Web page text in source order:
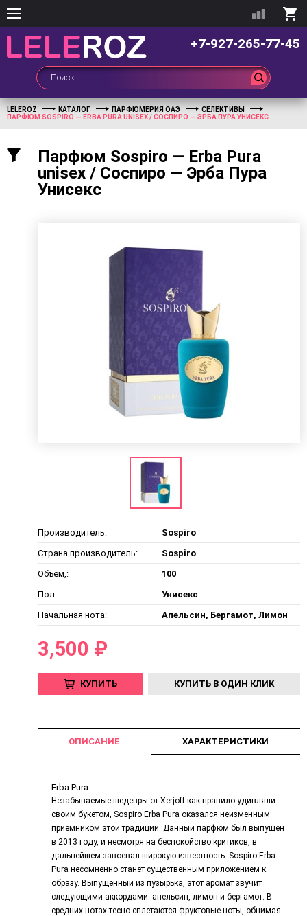
+7-927-265-77-45
LELEROZ КАТАЛОГ ПАРФЮМЕРИЯ ОАЭ
СЕЛЕКТИВЫ
ПАРФЮМ SOSPIRO — ERBA PURA UNISEX / СОСПИРО — ЭРБА ПУРА УНИСЕКС
Парфюм Sospiro — Erba Pura
unisex / Соспиро — Эрба Пура
Унисекс
Производитель:
Sospiro
Страна производитель:
Sospiro
Объем,:
100
Пол:
Унисекс
Начальная нота:
Апельсин, Бергамот, Лимон
3,500 ₽
КУПИТЬ КУПИТЬ В ОДИН КЛИК
ОПИСАНИЕ ХАРАКТЕРИСТИКИ
Erba Pura
Незабываемые шедевры от Xerjoff как правило удивляли
своим букетом, Sospiro Erba Pura оказался неизменным
приемником этой традиции. Данный парфюм был выпущен
в 2013 году, и несмотря на беспокойство критиков, в
дальнейшем завоевал широкую известность. Sospiro Erba
Pura несомненно станет существенным приложением к
образу. Выпущенный из пузырька, этот аромат звучит
следующими аккордами: апельсин, лимон и бергамот. В
средних нотах тесно сплетаются фруктовые ноты, обнимая